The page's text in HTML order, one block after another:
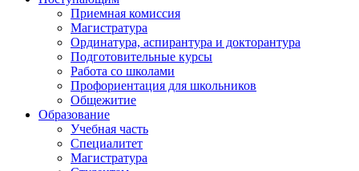
Приемная комиссия
Магистратура
Ординатура, аспирантура и докторантура
Подготовительные курсы
Работа со школами
Профориентация для школьников
Общежитие
Образование
Учебная часть
Специалитет
Магистратура